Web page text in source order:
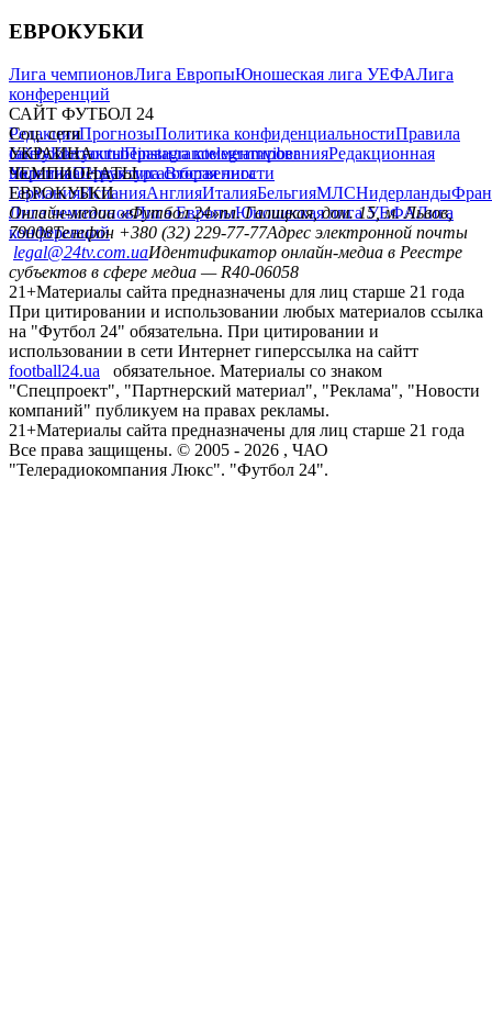
ЕВРОКУБКИ
Лига чемпионовЛига ЕвропыЮношеская лига УЕФАЛига
конференций
САЙТ ФУТБОЛ 24
РедакцияПрогнозыПолитика конфиденциальностиПравила
сайтуКонтактыПравила комментированияРедакционная
политикаСтруктура собственности
Соц. сети
facebookxyoutubeinstagramtelegramviber
УКРАИНА
УкраинаПервая лигаВторая лига
ЧЕМПИОНАТЫ
ГерманияИспанияАнглияИталияБельгияМЛСНидерланды
ЕВРОКУБКИ
Лига чемпионовЛига ЕвропыЮношеская лига УЕФАЛига
конференций
Онлайн-медиа «Футбол 24»пл. Галицкая, дом. 15, м. Львов,
79008Телефон +380 (32) 229-77-77Адрес электронной почты
legal@24tv.com.uaИдентификатор онлайн-медиа в Реестре
субъектов в сфере медиа — R40-06058
21+Материалы сайта предназначены для лиц старше 21 года
При цитировании и использовании любых материалов ссылка
на "Футбол 24" обязательна. При цитировании и
использовании в сети Интернет гиперссылка на сайтт
football24.ua
обязательное. Материалы со знаком
"Спецпроект", "Партнерский материал", "Реклама", "Новости
компаний" публикуем на правах рекламы.
21+Материалы сайта предназначены для лиц старше 21 года
Все права защищены. © 2005 - 2026 , ЧАО
"Телерадиокомпания Люкс". "Футбол 24".